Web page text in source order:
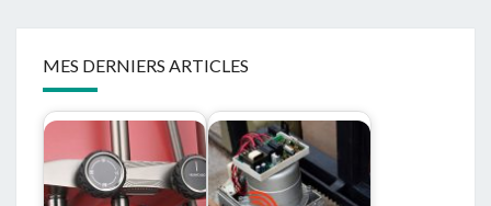
MES DERNIERS ARTICLES